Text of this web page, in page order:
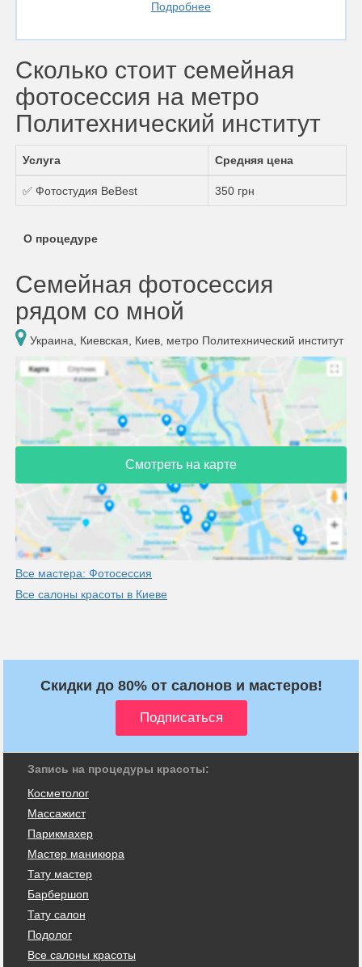
Подробнее
Сколько стоит семейная
фотосессия на метро
Политехнический институт
Услуга Средняя цена
✅ Фотостудия BeBest 350 грн
О процедуре
Семейная фотосессия
рядом со мной
Украина, Киевская, Киев, метро Политехнический институт
Смотреть на карте
Все мастера: Фотосессия
Все салоны красоты в Киеве
Скидки до 80% от салонов и мастеров!
Запись на процедуры красоты:
Косметолог
Массажист
Парикмахер
Мастер маникюра
Тату мастер
Барбершоп
Тату салон
Подолог
Все салоны красоты